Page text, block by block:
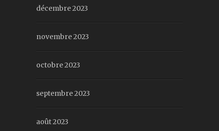
décembre 2023
novembre 2023
octobre 2023
septembre 2023
août 2023